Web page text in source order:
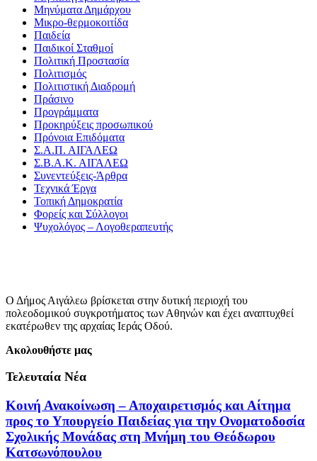
Μηνύματα Δημάρχου
Μικρο-θερμοκοιτίδα
Παιδεία
Παιδικοί Σταθμοί
Πολιτική Προστασία
Πολιτισμός
Πολιτιστική Διαδρομή
Πράσινο
Προγράμματα
Προκηρύξεις προσωπικού
Πρόνοια Επιδόματα
Σ.Α.Π. ΑΙΓΑΛΕΩ
Σ.Β.Α.Κ. ΑΙΓΑΛΕΩ
Συνεντεύξεις-Άρθρα
Τεχνικά Έργα
Τοπική Δημοκρατία
Φορείς και Σύλλογοι
Ψυχολόγος – Λογοθεραπευτής
Ο Δήμος Αιγάλεω βρίσκεται στην δυτική περιοχή του
πολεοδομικού συγκροτήματος των Αθηνών και έχει αναπτυχθεί
εκατέρωθεν της αρχαίας Ιεράς Οδού.
Ακολουθήστε μας
Τελευταία Νέα
Κοινή Ανακοίνωση – Αποχαιρετισμός και Αίτημα
προς το Υπουργείο Παιδείας για την Ονοματοδοσία
Σχολικής Μονάδας στη Μνήμη του Θεόδωρου
Κατσωνόπουλου